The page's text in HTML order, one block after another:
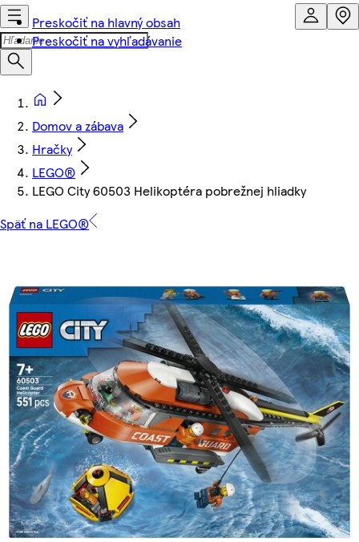
Preskočiť na hlavný obsah
Preskočiť na vyhľadávanie
Domov a zábava
Hračky
LEGO®
LEGO City 60503 Helikoptéra pobrežnej hliadky
Späť na LEGO®